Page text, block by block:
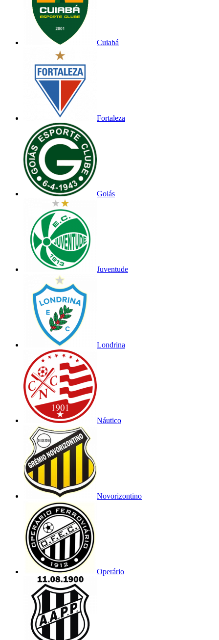
Cuiabá
Fortaleza
Goiás
Juventude
Londrina
Náutico
Novorizontino
Operário